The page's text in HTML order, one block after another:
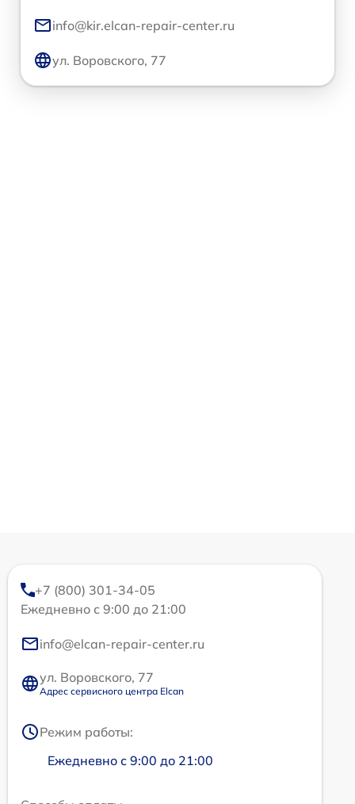
info@kir.elcan-repair-center.ru
ул. Воровского, 77
+7 (800) 301-34-05
Ежедневно с 9:00 до 21:00
info@elcan-repair-center.ru
ул. Воровского, 77
Адрес сервисного центра Elcan
Режим работы:
Ежедневно с 9:00 до 21:00